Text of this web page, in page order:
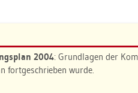
2004: Grund­la­gen der
fort­ge­schrie­ben wurde.